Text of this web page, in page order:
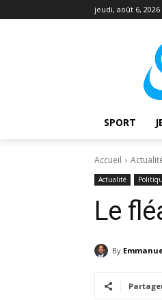
jeudi, août 6, 2026
SPORT
Accueil
Actualité
Le
By